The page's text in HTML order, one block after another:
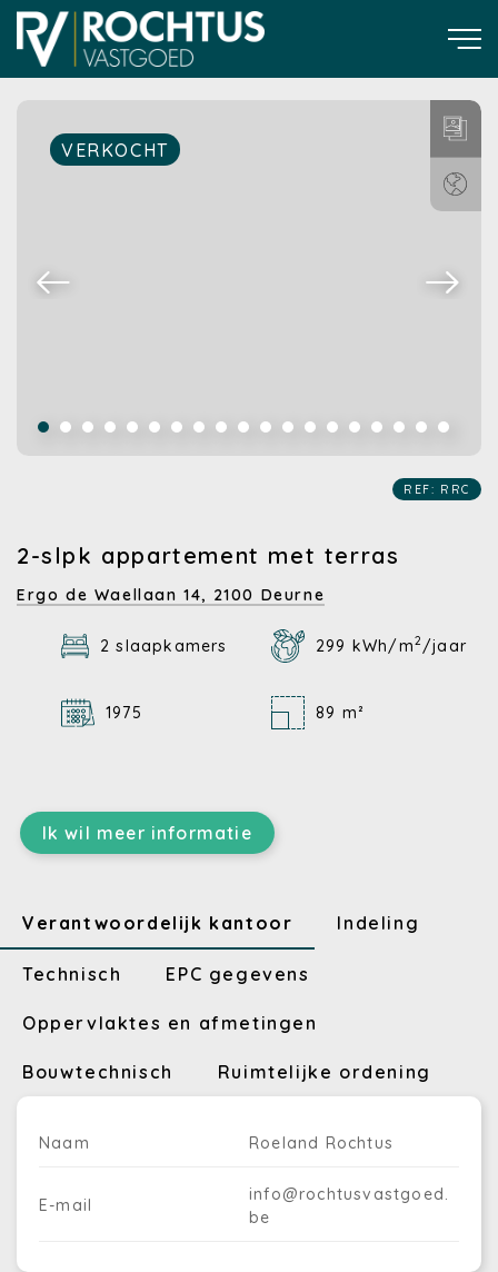
VERKOCHT
REF: RRC
2-slpk appartement met terras
Ergo de Waellaan 14, 2100 Deurne
2 slaapkamers 299 kWh/m2 /jaar
1975 89 m²
Ik wil meer informatie
Verantwoordelijk kantoor Indeling
Technisch EPC gegevens
Oppervlaktes en afmetingen
Bouwtechnisch Ruimtelijke ordening
Naam Roeland Rochtus
E-mail
info@rochtusvastgoed.
be